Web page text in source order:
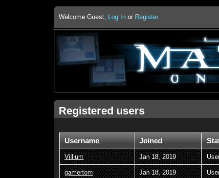
Welcome Guest, Log In or Register
Registered users
Username Joined
Villium Jan 18, 2019
gamertom Jan 18, 2019